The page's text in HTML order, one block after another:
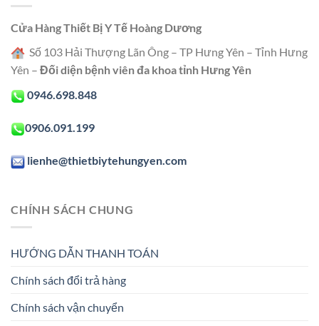
Cửa Hàng Thiết Bị Y Tế Hoàng Dương
Số 103 Hải Thượng Lãn Ông – TP Hưng Yên – Tỉnh Hưng
Yên – Đối diện bệnh viên đa khoa tỉnh Hưng Yên
0946.698.848
0906.091.199
lienhe@thietbiytehungyen.com
CHÍNH SÁCH CHUNG
HƯỚNG DẪN THANH TOÁN
Chính sách đổi trả hàng
Chính sách vận chuyển